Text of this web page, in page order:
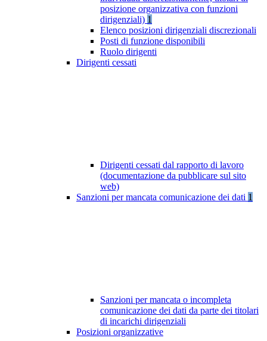
posizione organizzativa con funzioni
dirigenziali) 1
Elenco posizioni dirigenziali discrezionali
Posti di funzione disponibili
Ruolo dirigenti
Dirigenti cessati
Dirigenti cessati dal rapporto di lavoro
(documentazione da pubblicare sul sito
web)
Sanzioni per mancata comunicazione dei dati 1
Sanzioni per mancata o incompleta
comunicazione dei dati da parte dei titolari
di incarichi dirigenziali
Posizioni organizzative